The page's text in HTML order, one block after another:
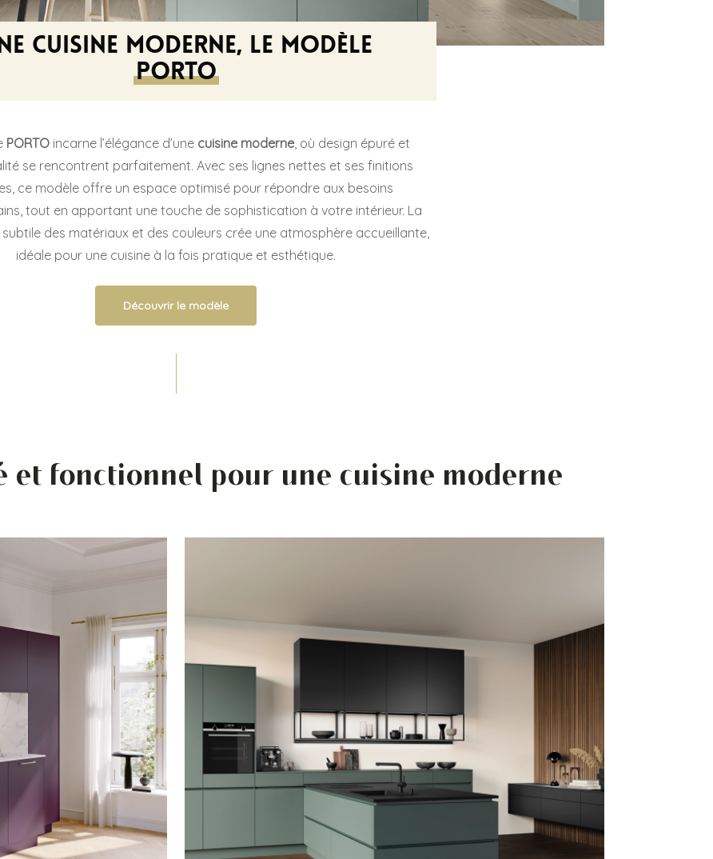
cuisine moderne, le modèle
PORTO
PORTOincarne l’élégance d’une cuisine moderne, où design épuré et
se rencontrent parfaitement. Avec ses lignes nettes et ses finitions
ce modèle offre un espace optimisé pour répondre aux besoins
tout en apportant une touche de sophistication à votre intérieur. La
des matériaux et des couleurs crée une atmosphère accueillante,
idéale pour une cuisine à la fois pratique et esthétique.
Découvrir le modèle
et fonctionnel pour une cuisine moderne